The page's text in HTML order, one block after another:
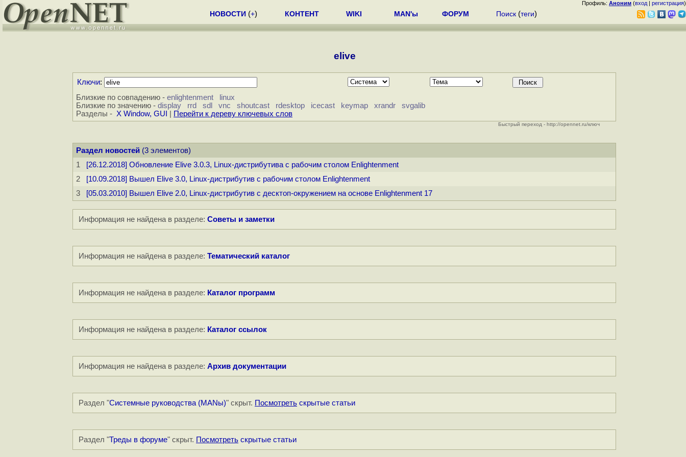
Профиль: Аноним (вход | регистрация)
НОВОСТИ (+) КОНТЕНТ WIKI MAN'ы ФОРУМ Поиск (теги)
elive
Ключи:
Близкие по совпадению - enlightenment
linux
Близкие по значению - display rrd sdl vnc shoutcast rdesktop icecast keymap xrandr
svgalib
Разделы - X Window, GUI Перейти к дереву ключевых слов
Быстрый переход - http://opennet.ru/ключ
Раздел новостей (3 элементов)
1
[26.12.2018] Обновление Elive 3.0.3, Linux-дистрибутива с рабочим столом Enlightenment
2
[10.09.2018] Вышел Elive 3.0, Linux-дистрибутив с рабочим столом Enlightenment
3
[05.03.2010] Вышел Elive 2.0, Linux-дистрибутив с десктоп-окружением на основе Enlightenment 17
Информация не найдена в разделе: Советы и заметки
Информация не найдена в разделе: Тематический каталог
Информация не найдена в разделе: Каталог программ
Информация не найдена в разделе: Каталог ссылок
Информация не найдена в разделе: Архив документации
Раздел "Системные руководства (MANы)" скрыт. Посмотреть скрытые статьи
Раздел "Треды в форуме" скрыт. Посмотреть скрытые статьи